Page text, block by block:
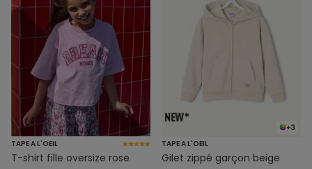
TAPE A L'OEIL
T-shirt fille oversize rose
+3
TAPE A L'OEIL
Gilet zippé garçon beige